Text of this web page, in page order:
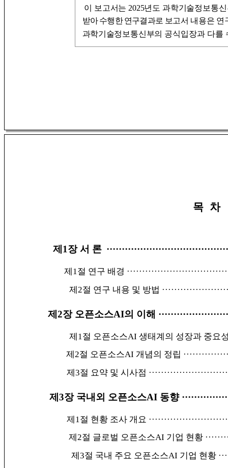
이 보고서는 2025년도 과학기술정보통
받아 수행한 연구결과로 보고서 내용은
과학기술정 보통신부의 공식입장과 다를
목 차
제1장 서 론
제1절 연구 배경
제2절 연구 내용 및 방법
제2장 오픈소스AI의 이해
제1절 오픈소스AI 생태계의 성장과 중요
제2절 오픈소스AI 개념의 정립
제3절 요약 및 시사점
제3장 국내외 오픈소스AI 동향
제1절 현황 조사 개요
제2절 글로벌 오픈소스AI 기업 현황
제3절 국내 주요 오픈소스AI 기업 현황